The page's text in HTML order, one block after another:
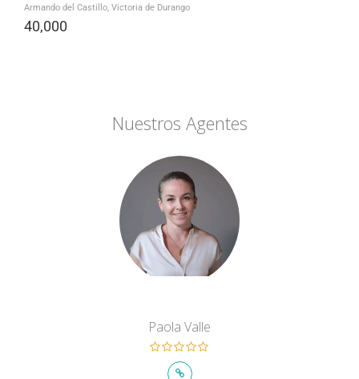
Armando del Castillo, Victoria de Durango
40,000
Nuestros Agentes
Paola Valle